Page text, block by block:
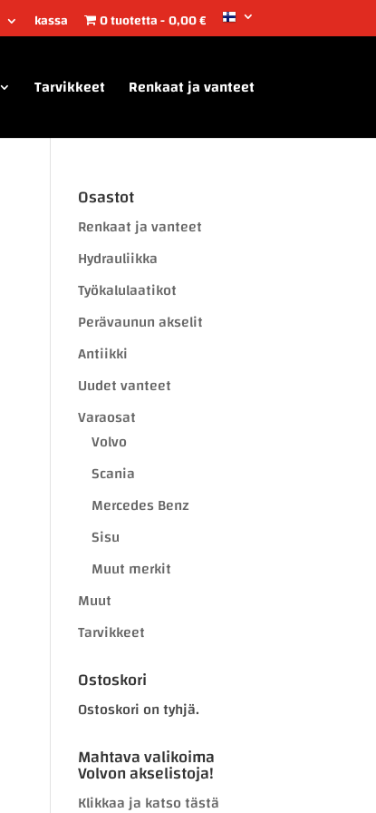
kassa 0 tuotetta 0,00 €
Tarvikkeet Renkaat ja vanteet
Osastot
Renkaat ja vanteet
Hydrauliikka
Työkalulaatikot
Perävaunun akselit
Antiikki
Uudet vanteet
Varaosat
Volvo
Scania
Mercedes Benz
Sisu
Muut merkit
Muut
Tarvikkeet
Ostoskori
Ostoskori on tyhjä.
Mahtava valikoima
Volvon akselistoja!
Klikkaa ja katso tästä